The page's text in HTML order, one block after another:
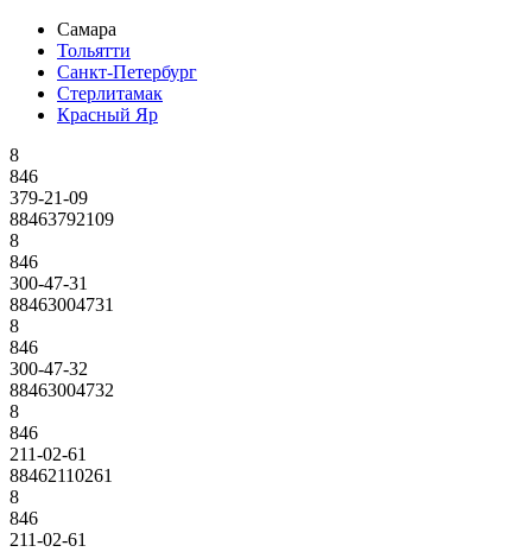
Самара
Тольятти
Санкт-Петербург
Стерлитамак
Красный Яр
8
846
379-21-09
88463792109
8
846
300-47-31
88463004731
8
846
300-47-32
88463004732
8
846
211-02-61
88462110261
8
846
211-02-61